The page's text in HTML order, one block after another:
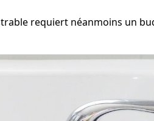
requiert néanmoins un